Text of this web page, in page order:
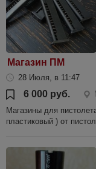
Магазин ПМ
28 Июля, в 11:47
6 000 руб.
Магазины для
пластиковый ) от